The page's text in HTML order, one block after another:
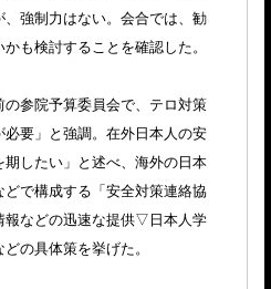
強制力はない。会合では、勧
も検討することを確認した。
参院予算委員会で、テロ対策
要」と強調。在外日本人の安
したい」と述べ、海外の日本
で構成する「安全対策連絡協
などの迅速な提供▽日本人学
の具体策を挙げた。